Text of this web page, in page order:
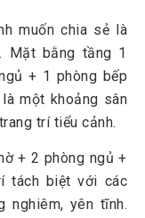
muốn chia sẻ là
Mặt bằng tầng 1
+ 1 phòng bếp
một khoảng sân
trí tiểu cảnh.
+ 2 phòng ngủ +
tách biệt với các
nghiêm, yên tĩnh.